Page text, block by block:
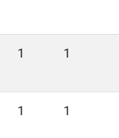
1 1
1 1